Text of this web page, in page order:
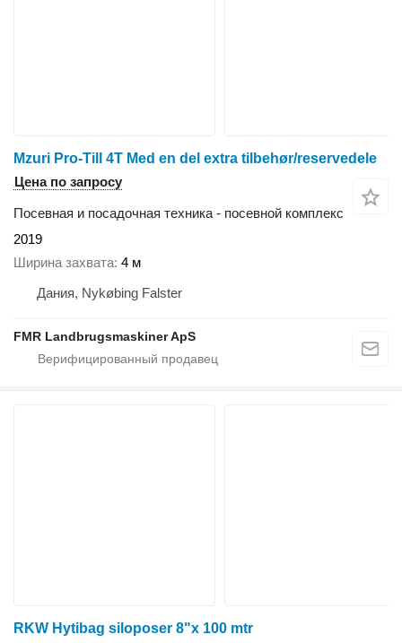
Mzuri Pro-Till 4T Med en del extra tilbehør/reservedele
Цена по запросу
Посевная и посадочная техника - посевной комплекс
2019
Ширина захвата 4 м
Дания, Nykøbing Falster
FMR Landbrugsmaskiner ApS
RKW Hytibag siloposer 8"x 100 mtr